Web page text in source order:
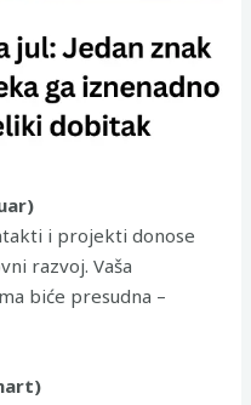
i projekti donose
razvoj. Vaša
biće presudna –